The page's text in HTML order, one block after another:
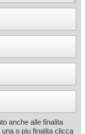
anche alle finalita
o piu finalita clicca